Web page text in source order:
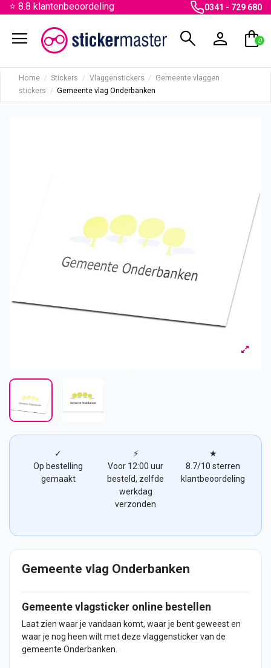
⭐ 8.8 klantenbeoordeling 0341 - 729 680
menu search person shopping_bag
0
Home Stickers Vlaggenstickers
Gemeente vlaggen
stickers
Gemeente vlag Onderbanken
✓
Op bestelling
gemaakt
⚡
Voor 12:00 uur
besteld, zelfde
werkdag
verzonden
★
8.7/10 sterren
klantbeoordeling
Gemeente vlag Onderbanken
Gemeente vlagsticker online bestellen
Laat zien waar je vandaan komt, waar je bent geweest en
waar je nog heen wilt met deze vlaggensticker van de
gemeente Onderbanken.